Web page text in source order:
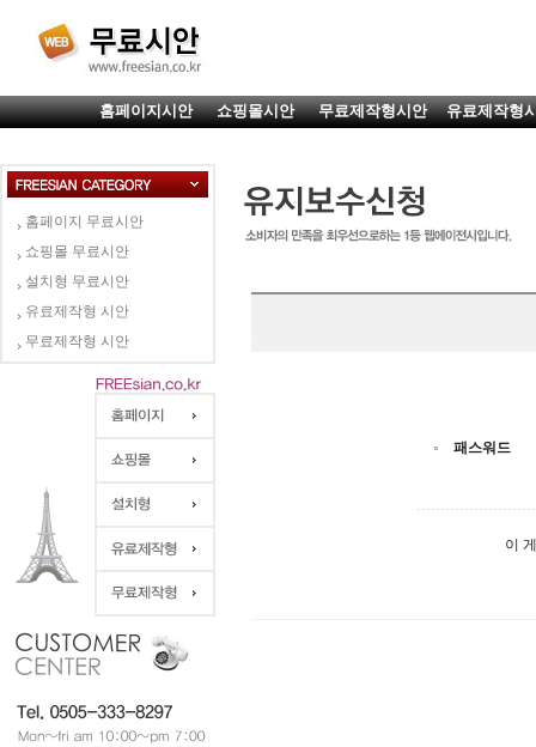
홈페이지시안 쇼핑몰시안 무료제작형시안 유료제작형
홈페이지 무료시안
쇼핑몰 무료시안
설치형 무료시안
유료제작형 시안
무료제작형 시안
패스워드
이